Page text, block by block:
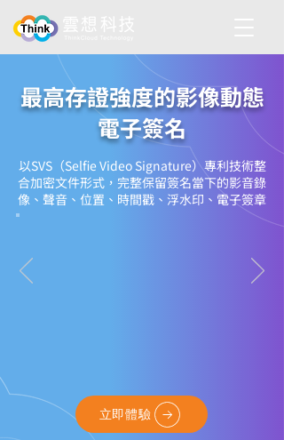
​最高存證強度的影像動態
電子簽名
以SVS（Selfie Video Signature）專利技術整
合加密文件形式，完整保留簽名當下的影音錄
像、聲音、位置、時間戳、浮水印、電子簽章
立即體驗